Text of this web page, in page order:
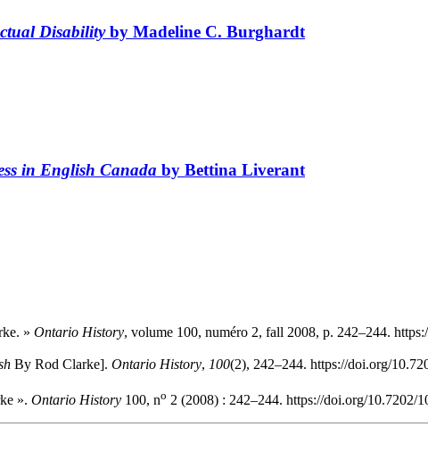
Disabilityby Madeline C. Burghardt
in English Canada by Bettina Liverant
» Ontario History, volume 100, numéro 2, fall 2008, p. 242–244.
By Rod Clarke]. Ontario History, 100(2), 242–244. https://doi.org/
». Ontario History 100, no 2 (2008) : 242–244. https://doi.org/10.7202/